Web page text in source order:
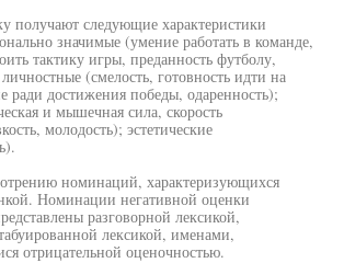
получают следующие характеристики
значимые (умение работать в команде,
тактику игры, преданность футболу,
личностные (смелость, готовность идти на
ради достижения победы, одаренность);
и мышечная сила, скорость
молодость); эстетические
номинаций, характеризующихся
Номинации негативной оценки
разговорной лексикой,
лексикой, именами,
отрицательной оценочностью.